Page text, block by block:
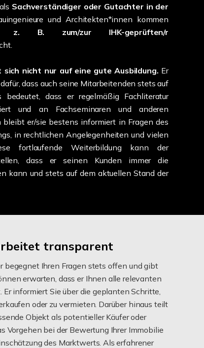
Sachverständiger oder Gutachter in der
und Architekten*innen kommen
z. B. zum/zur IHK-geprüften/r
nicht nur auf eine gute Ausbildung. Er
dass auch seine Mitarbeitenden stets auf
dass er regelmäßig Fachliteratur
und an Fachseminaren und anderen
bleibt er/sie bestens informiert in Fragen des
in rechtlichen Angelegenheiten und vielen
fortlaufende Weiterbildung kann der
dass er seinen Kunden immer die
kann und stets auf dem aktuellen Stand der
transparent
begegnet Ihren Fragen stets offen und gibt
erwarten, dass er Ihnen alle relevanten
informiert Sie über die geplanten Schritte,
oder zu vermieten. Darüber hinaus teilt
Objekt als potentieller Käufer oder
Vorgehen bei der Bewertung Ihrer Immobilie
des Marktwerts. Als erfahrener